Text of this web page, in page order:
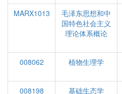
MARX1013
毛泽东思想和中
国特色社会主义
理论体系概论
008062
植物生理学
008198
基础生态学